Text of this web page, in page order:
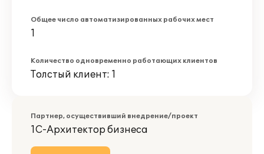
Общее число автоматизированных рабочих мест
1
Количество одновременно работающих клиентов
Толстый клиент: 1
Партнер, осуществивший внедрение/проект
1С-Архитектор бизнеса